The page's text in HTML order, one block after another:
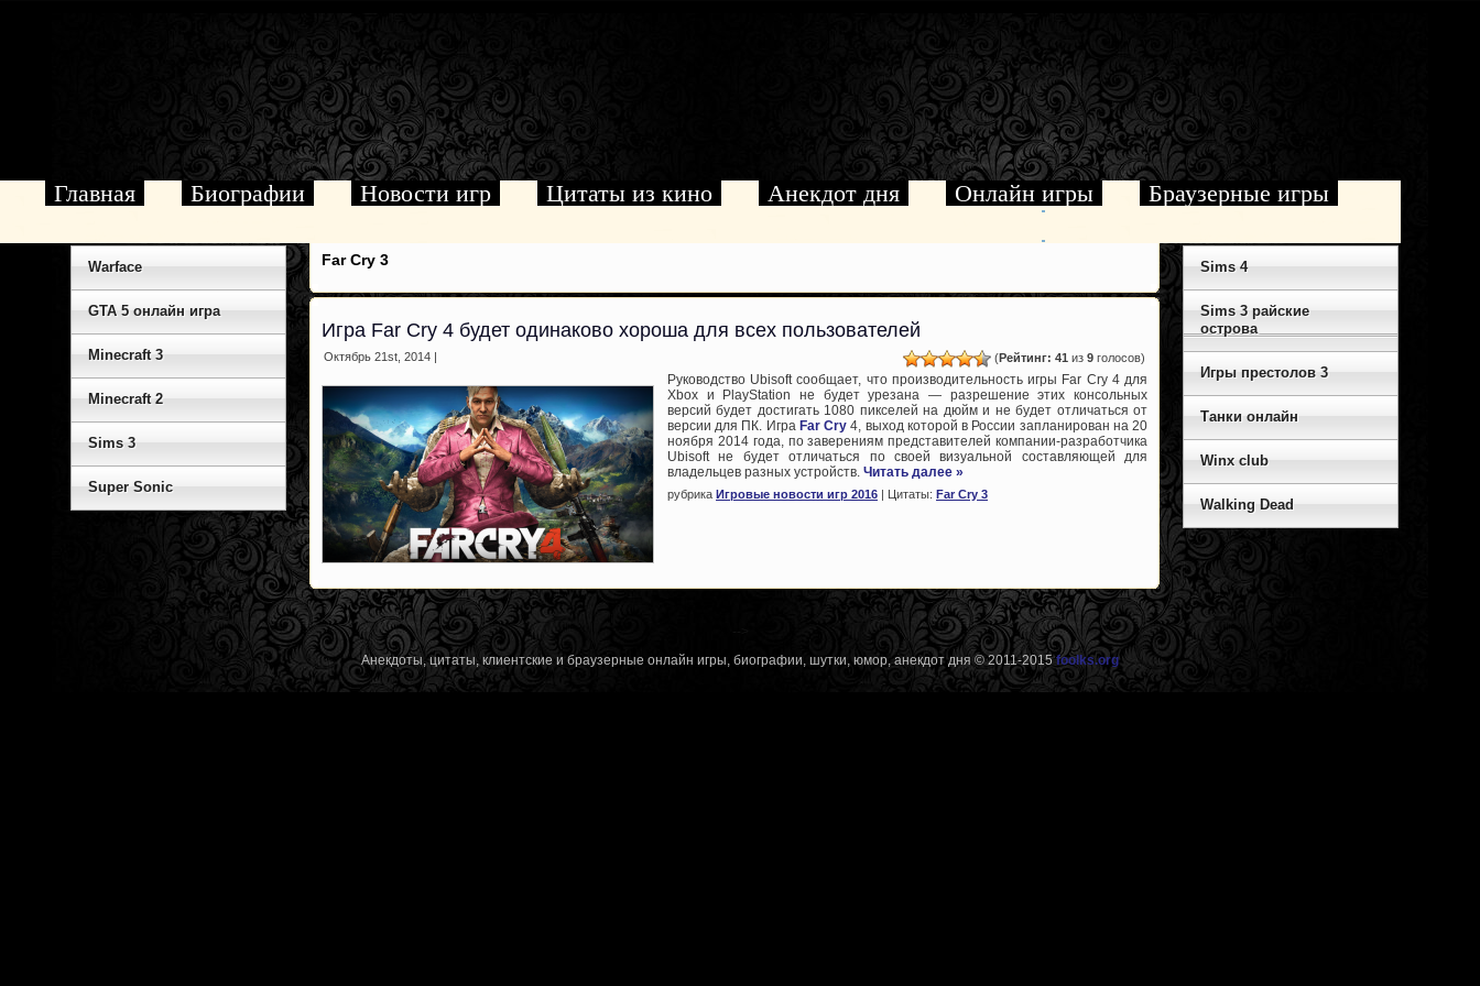
Главная Биографии Новости игр Цитаты из кино Анекдот дня Онлайн игры Браузерные игры
Far Cry 3
Игра Far Cry 4 будет одинаково хороша для всех пользователей
Октябрь 21st, 2014 | (Рейтинг: 41 из 9 голосов)
Руководство Ubisoft сообщает, что производительность игры Far Cry 4 для
Xbox и PlayStation не будет урезана — разрешение этих консольных
версий будет достигать 1080 пикселей на дюйм и не будет отличаться от
версии для ПК. Игра Far Cry 4, выход которой в России запланирован на 20
ноября 2014 года, по заверениям представителей компании-разработчика
Ubisoft не будет отличаться по своей визуальной составляющей для
владельцев разных устройств. Читать далее »
рубрика Игровые новости игр 2016 | Цитаты: Far Cry 3
Sims 4
Sims 3 райские
острова
Игры престолов 3
Танки онлайн
Winx club
Walking Dead
Warface
GTA 5 онлайн игра
Minecraft 3
Minecraft 2
Sims 3
Super Sonic
Анекдоты, цитаты, клиентские и браузерные онлайн игры, биографии, шутки, юмор, анекдот дня © 2011-2015foolks.org